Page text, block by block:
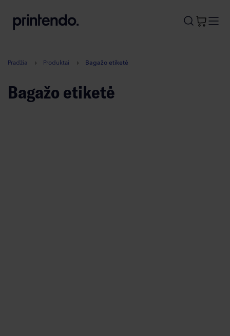
A
Pradžia Produktai Bagažo etiketė
Bagažo etiketė